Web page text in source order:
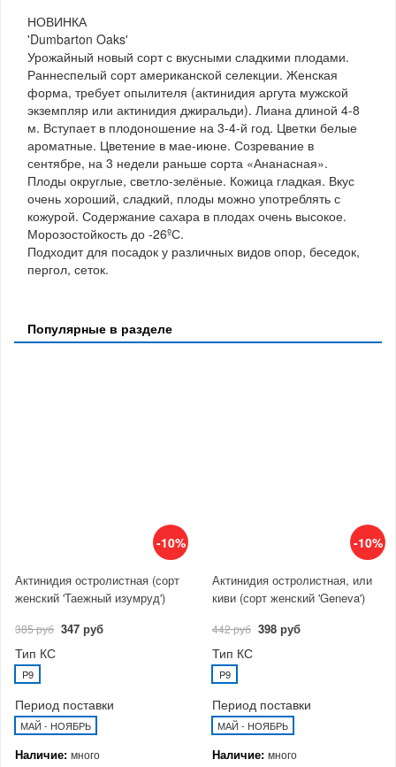
НОВИНКА
'Dumbarton Oaks'
Урожайный новый сорт с вкусными сладкими плодами.
Раннеспелый сорт американской селекции. Женская
форма, требует опылителя (актинидия аргута мужской
экземпляр или актинидия джиральди). Лиана длиной 4-8
м. Вступает в плодоношение на 3-4-й год. Цветки белые
ароматные. Цветение в мае-июне. Созревание в
сентябре, на 3 недели раньше сорта «Ананасная».
Плоды округлые, светло-зелёные. Кожица гладкая. Вкус
очень хороший, сладкий, плоды можно употреблять с
кожурой. Содержание сахара в плодах очень высокое.
Морозостойкость до -26ºС.
Подходит для посадок у различных видов опор, беседок,
пергол, сеток.
Популярные в разделе
-10%
Актинидия остролистная (сорт
женский 'Таежный изумруд')
385 руб 347 руб
Тип КС
P9
Период поставки
МАЙ - НОЯБРЬ
Наличие: много
-10%
Актинидия остролистная, или
киви (сорт женский 'Geneva')
442 руб 398 руб
Тип КС
P9
Период поставки
МАЙ - НОЯБРЬ
Наличие: много